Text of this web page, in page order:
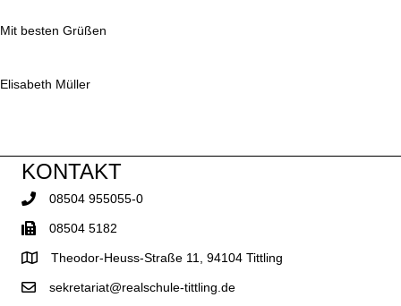
Mit besten Grüßen
Elisabeth Müller
KONTAKT
08504 955055-0
08504 5182
Theodor-Heuss-Straße 11, 94104 Tittling
sekretariat@realschule-tittling.de